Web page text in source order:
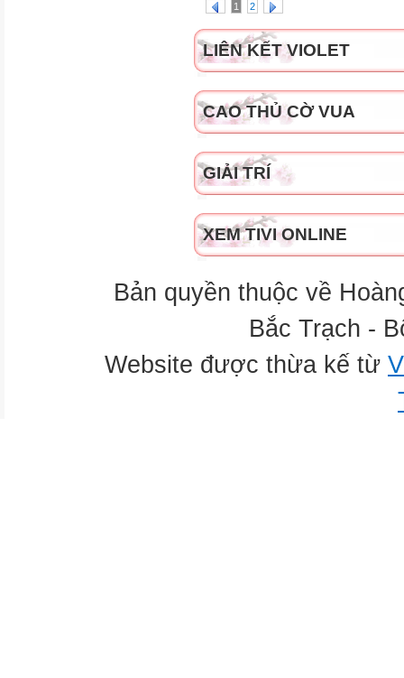
1 2
LIÊN KẾT VIOLET
CAO THỦ CỜ VUA
GIẢI TRÍ
XEM TIVI ONLINE
Bản quyền thuộc về
Bắc Trạch -
Website được thừa kế từ